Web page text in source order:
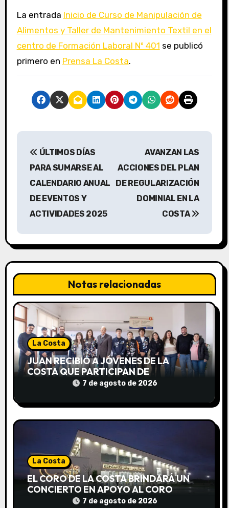
La entrada Inicio de Curso de Manipulación de
Alimentos y Taller de Mantenimiento Textil en el
centro de Formación Laboral Nº 401 se publicó
primero en Prensa La Costa.
N
a
c
ó
n
d
e
n
a
ÚLTIMOS DÍAS
PARA SUMARSE AL
CALENDARIO ANUAL
DE EVENTOS Y
ACTIVIDADES 2025
AVANZAN LAS
ACCIONES DEL PLAN
DE REGULARIZACIÓN
DOMINIAL EN LA
COSTA
Notas relacionadas
La Costa
JUAN RECIBIÓ A JÓVENES DE LA
COSTA QUE PARTICIPAN DE
INTERCAMBIOS CULTURALES EN
7 de agosto de 2026
La Costa
EL CORO DE LA COSTA BRINDARÁ UN
CONCIERTO EN APOYO AL CORO
NACIONAL DE NIÑOS7 de agosto de 2026